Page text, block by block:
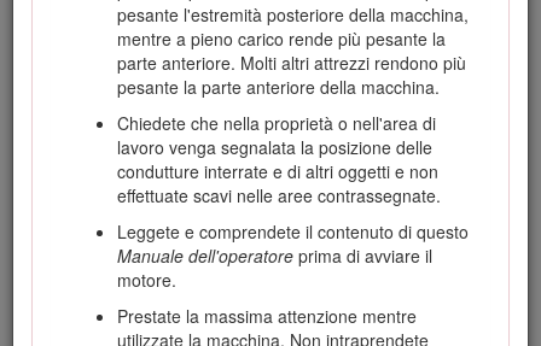
pesante l'estremità posteriore della macchina,
mentre a pieno carico rende più pesante la
parte anteriore. Molti altri attrezzi rendono più
pesante la parte anteriore della macchina.
Chiedete che nella proprietà o nell'area di
lavoro venga segnalata la posizione delle
condutture interrate e di altri oggetti e non
effettuate scavi nelle aree contrassegnate.
Leggete e comprendete il contenuto di questo
Manuale dell'operatore prima di avviare il
motore.
Prestate la massima attenzione mentre
utilizzate la macchina. Non intraprendete
Posizione del numero del modello e del numero di serie
Il sistema di avvertimento adottato dal presente manuale
identifica i pericoli potenziali e riporta messaggi di sicurezza,